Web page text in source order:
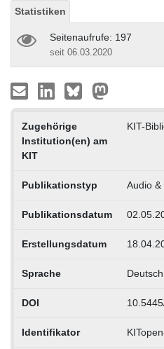
Statistiken
Seitenaufrufe: 197
seit 06.03.2020
Zugehörige
Institution(en) am
KIT
KIT-
Publikationstyp Audio &
Publikationsdatum
Erstellungsdatum
Sprache Deutsch
DOI
Identifikator